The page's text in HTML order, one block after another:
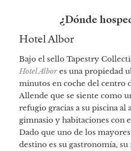
¿Dónde
Hotel Albor
Bajo el sello Tapestry
Hotel Albores una propiedad
minutos en coche del centro
Allende que se siente como
refugio gracias a su piscina al
gimnasio y habitaciones con
Dado que uno de los
destino es su gastronomía,